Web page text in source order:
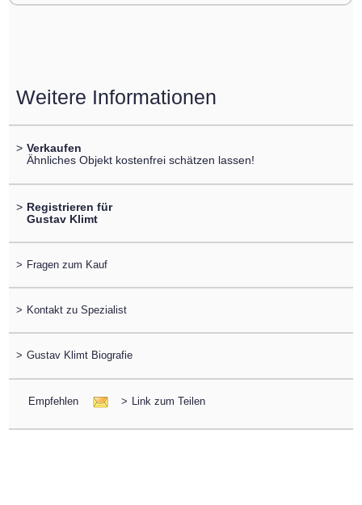
Weitere Informationen
> Verkaufen
Ähnliches Objekt kostenfrei schätzen lassen!
> Registrieren für
Gustav Klimt
> Fragen zum Kauf
> Kontakt zu Spezialist
> Gustav Klimt Biografie
Empfehlen > Link zum Teilen